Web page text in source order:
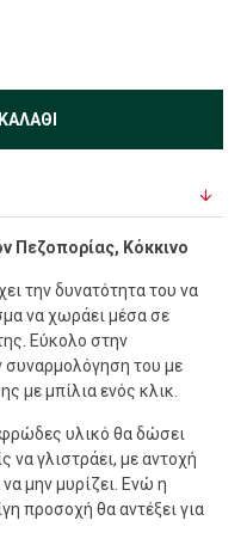
ΚΑΛΆΘΙ
Πεζοπορίας, Κόκκινο
την δυνατότητα του να
να χωράει μέσα σε
Εύκολο στην
συναρμολόγηση του με
με μπίλια ενός κλικ.
υλικό θα δώσει
να γλιστράει, με αντοχή
μην μυρίζει. Ενώ η
προσοχή θα αντέξει για